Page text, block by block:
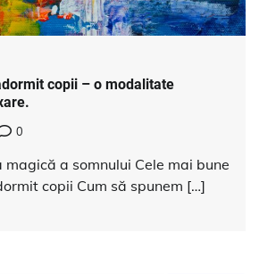
copii – o modalitate
0
magică a somnului Cele mai bune
copii Cum să spunem […]